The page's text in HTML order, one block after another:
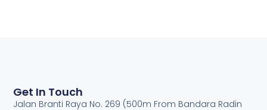
Get In Touch
Jalan Branti Raya No. 269 (500m From Bandara Radin